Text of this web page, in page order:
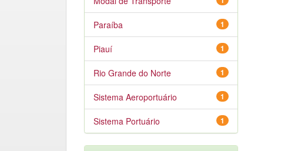
1
Paraíba
1
Piauí
1
Rio Grande do Norte
1
Sistema Aeroportuário
1
Sistema Portuário